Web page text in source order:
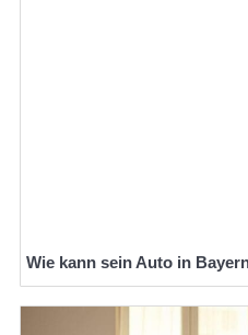
Wie kann sein Auto in